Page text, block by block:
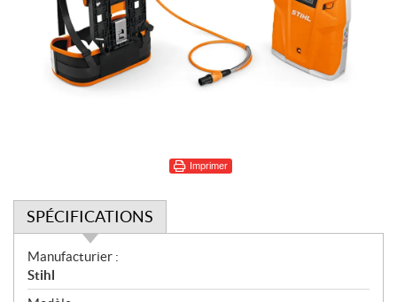
Imprimer
SPÉCIFICATIONS
S
p
é
Manufacturier :
Stihl